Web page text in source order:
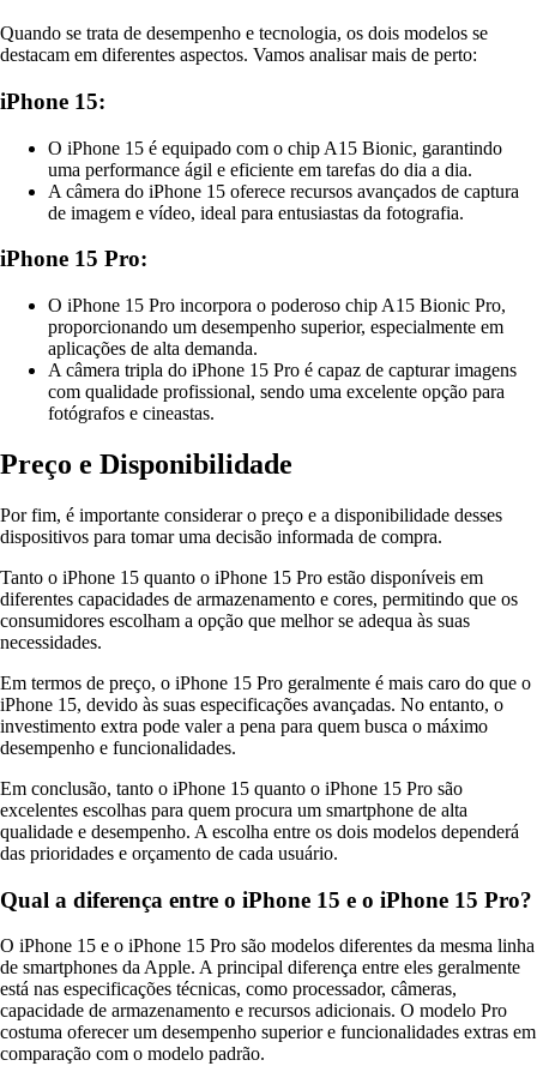
Quando se trata de desempenho e tecnologia, os dois modelos se
destacam em diferentes aspectos. Vamos analisar mais de perto:
iPhone 15:
O iPhone 15 é equipado com o chip A15 Bionic, garantindo
uma performance ágil e eficiente em tarefas do dia a dia.
A câmera do iPhone 15 oferece recursos avançados de captura
de imagem e vídeo, ideal para entusiastas da fotografia.
iPhone 15 Pro:
O iPhone 15 Pro incorpora o poderoso chip A15 Bionic Pro,
proporcionando um desempenho superior, especialmente em
aplicações de alta demanda.
A câmera tripla do iPhone 15 Pro é capaz de capturar imagens
com qualidade profissional, sendo uma excelente opção para
fotógrafos e cineastas.
Preço e Disponibilidade
Por fim, é importante considerar o preço e a disponibilidade desses
dispositivos para tomar uma decisão informada de compra.
Tanto o iPhone 15 quanto o iPhone 15 Pro estão disponíveis em
diferentes capacidades de armazenamento e cores, permitindo que os
consumidores escolham a opção que melhor se adequa às suas
necessidades.
Em termos de preço, o iPhone 15 Pro geralmente é mais caro do que o
iPhone 15, devido às suas especificações avançadas. No entanto, o
investimento extra pode valer a pena para quem busca o máximo
desempenho e funcionalidades.
Em conclusão, tanto o iPhone 15 quanto o iPhone 15 Pro são
excelentes escolhas para quem procura um smartphone de alta
qualidade e desempenho. A escolha entre os dois modelos dependerá
das prioridades e orçamento de cada usuário.
Qual a diferença entre o iPhone 15 e o iPhone 15 Pro?
O iPhone 15 e o iPhone 15 Pro são modelos diferentes da mesma linha
de smartphones da Apple. A principal diferença entre eles geralmente
está nas especificações técnicas, como processador, câmeras,
capacidade de armazenamento e recursos adicionais. O modelo Pro
costuma oferecer um desempenho superior e funcionalidades extras em
comparação com o modelo padrão.